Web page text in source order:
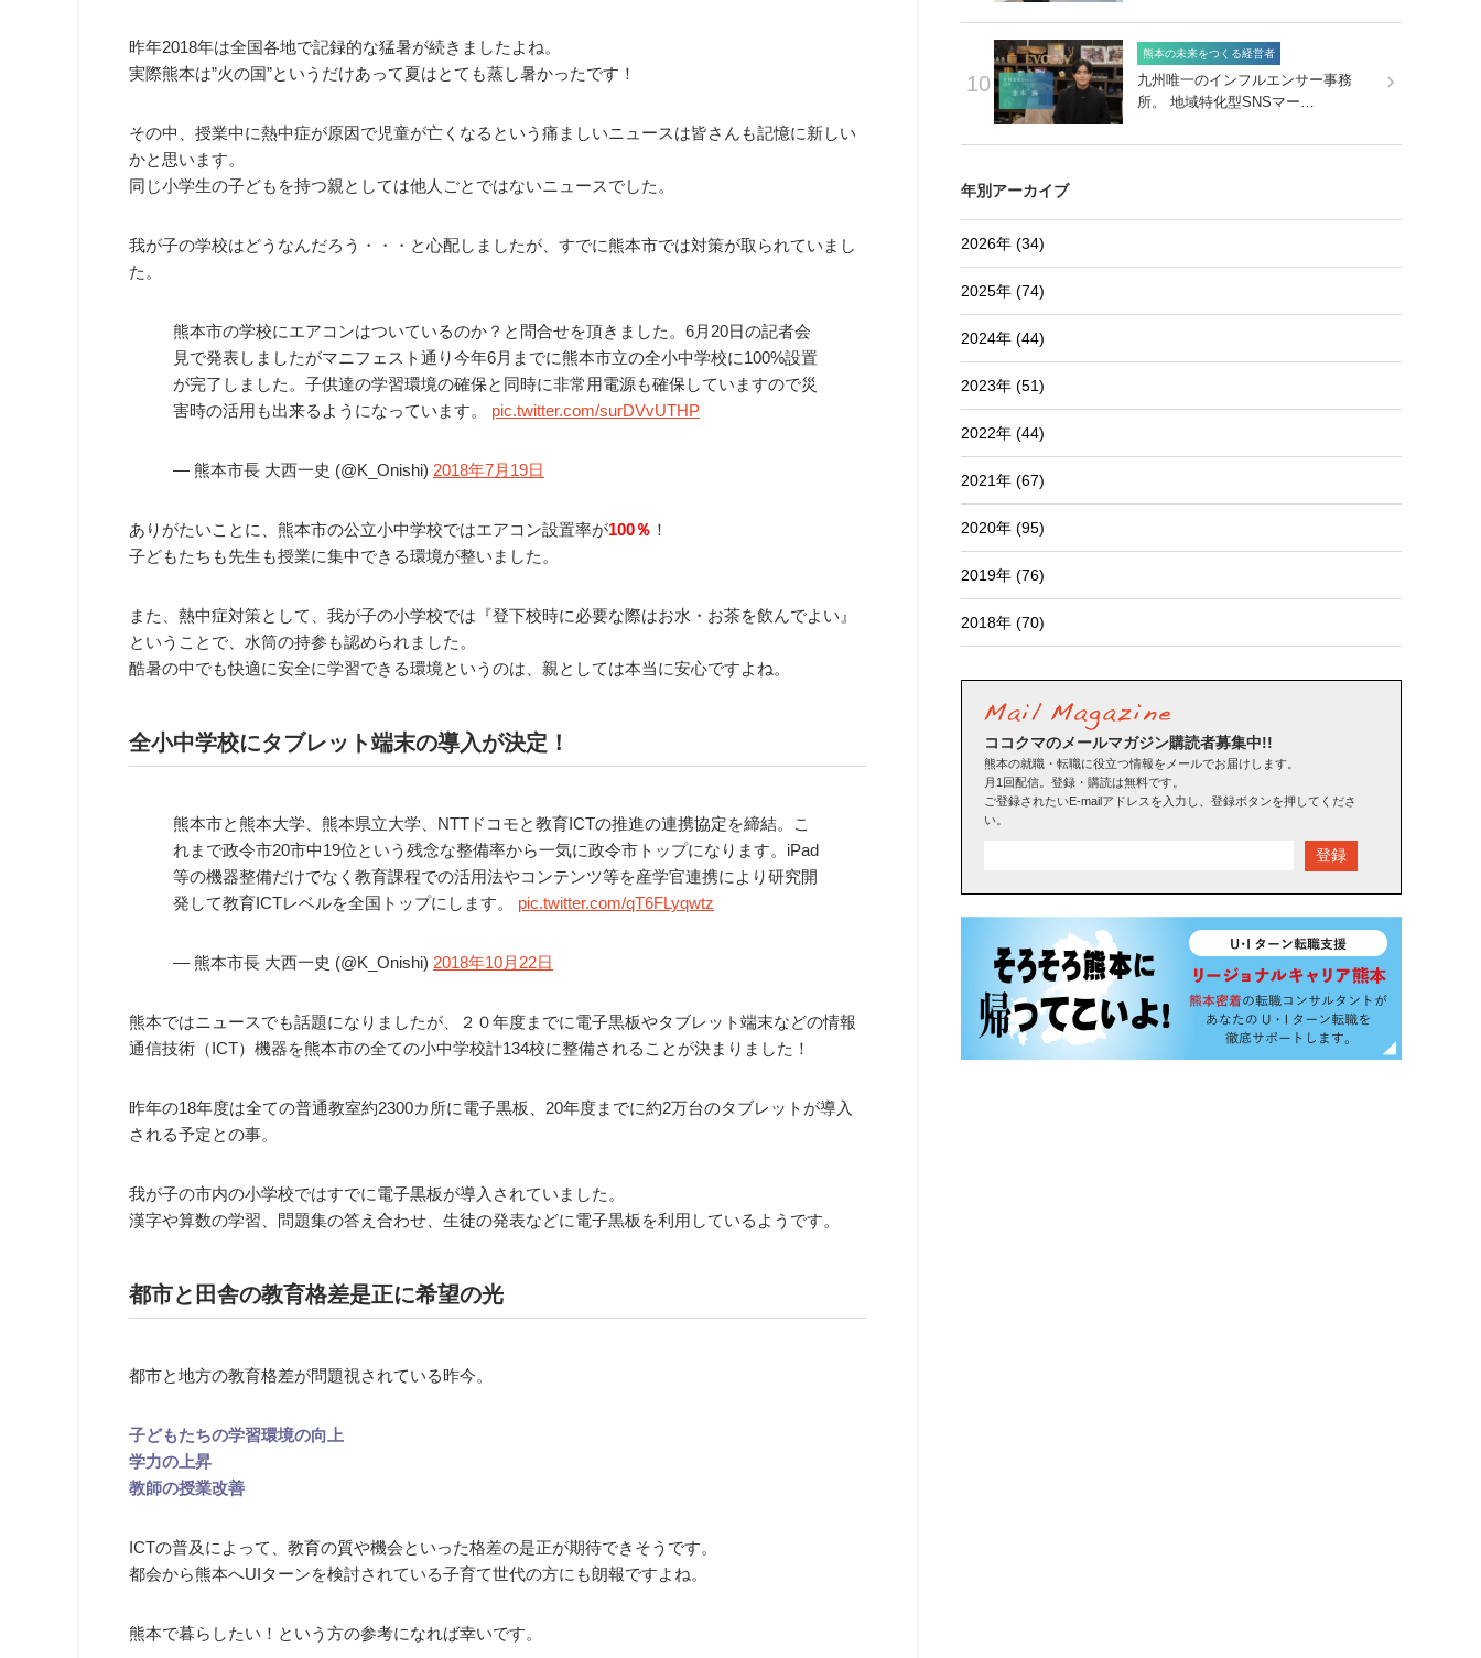
昨年2018年は全国各地で記録的な猛暑が続きましたよね。
実際熊本は”火の国”というだけあって夏はとても蒸し暑かったです！
その中、授業中に熱中症が原因で児童が亡くなるという痛ましいニュースは皆さんも記憶に新しい
かと思います。
同じ小学生の子どもを持つ親としては他人ごとではないニュースでした。
我が子の学校はどうなんだろう・・・と心配しましたが、すでに熊本市では対策が取られていまし
た。
熊本市の学校にエアコンはついているのか？と問合せを頂きました。6月20日の記者会
見で発表しましたがマニフェスト通り今年6月までに熊本市立の全小中学校に100%設置
が完了しました。子供達の学習環境の確保と同時に非常用電源も確保していますので災
害時の活用も出来るようになっています。 pic.twitter.com/surDVvUTHP
— 熊本市長 大西一史 (@K_Onishi) 2018年7月19日
ありがたいことに、熊本市の公立小中学校ではエアコン設置率が100％ ！
子どもたちも先生も授業に集中できる環境が整いました。
また、熱中症対策として、我が子の小学校では『登下校時に必要な際はお水・お茶を飲んでよい』
ということで、水筒の持参も認められました。
酷暑の中でも快適に安全に学習できる環境というのは、親としては本当に安心ですよね。
全小中学校にタブレット端末の導入が決定！
熊本市と熊本大学、熊本県立大学、NTTドコモと教育ICTの推進の連携協定を締結。こ
れまで政令市20市中19位という残念な整備率から一気に政令市トップになります。iPad
等の機器整備だけでなく教育課程での活用法やコンテンツ等を産学官連携により研究開
発して教育ICTレベルを全国トップにします。 pic.twitter.com/qT6FLyqwtz
— 熊本市長 大西一史 (@K_Onishi) 2018年10月22日
熊本ではニュースでも話題になりましたが、２０年度までに電子黒板やタブレット端末などの情報
通信技術（ICT）機器を熊本市の全ての小中学校計134校に整備されることが決まりました！
昨年の18年度は全ての普通教室約2300カ所に電子黒板、20年度までに約2万台のタブレットが導入
される予定との事。
我が子の市内の小学校ではすでに電子黒板が導入されていました。
漢字や算数の学習、問題集の答え合わせ、生徒の発表などに電子黒板を利用しているようです。
都市と田舎の教育格差是正に希望の光
都市と地方の教育格差が問題視されている昨今。
子どもたちの学習環境の向上
学力の上昇
教師の授業改善
ICTの普及によって、教育の質や機会といった格差の是正が期待できそうです。
都会から熊本へUIターンを検討されている子育て世代の方にも朗報ですよね。
熊本で暮らしたい！という方の参考になれば幸いです。
10
熊本の未来をつくる経営者
九州唯一のインフルエンサー事務
所。 地域特化型SNSマー…
年別アーカイブ
2026年 (34)
2025年 (74)
2024年 (44)
2023年 (51)
2022年 (44)
2021年 (67)
2020年 (95)
2019年 (76)
2018年 (70)
ココクマのメールマガジン購読者募集中!!
熊本の就職・転職に役立つ情報をメールでお届けします。
月1回配信。登録・購読は無料です。
ご登録されたいE-mailアドレスを入力し、登録ボタンを押してくださ
い。
登録